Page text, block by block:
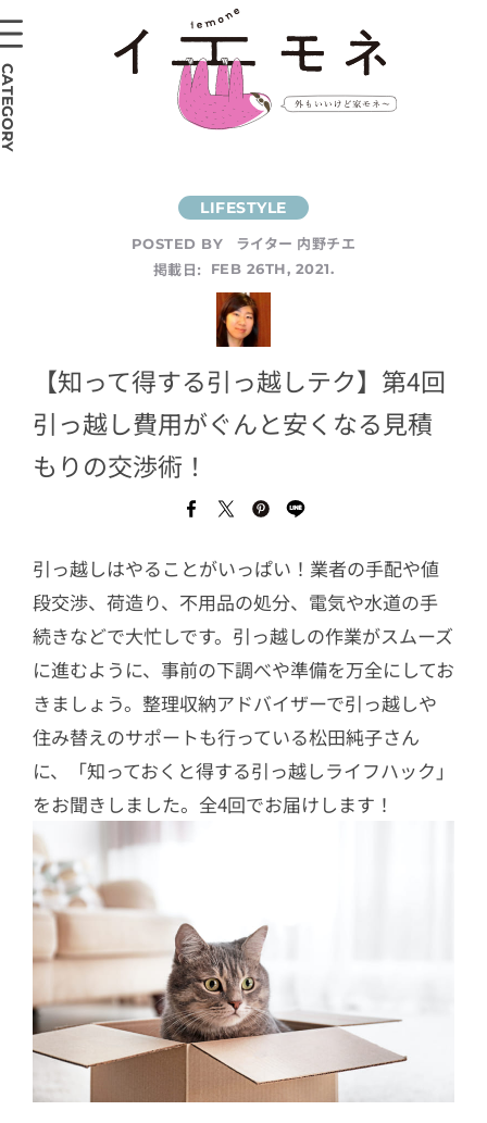
POSTED BY
ライター 内野チエ
掲載日:
FEB 26TH, 2021.
【知って得する引っ越しテク】第4回
引っ越し費用がぐんと安くなる見積
もりの交渉術！
引っ越しはやることがいっぱい！業者の手配や値
段交渉、荷造り、不用品の処分、電気や水道の手
続きなどで大忙しです。引っ越しの作業がスムーズ
に進むように、事前の下調べや準備を万全にしてお
きましょう。整理収納アドバイザーで引っ越しや
住み替えのサポートも行っている松田純子さん
に、「知っておくと得する引っ越しライフハック」
をお聞きしました。全4回でお届けします！